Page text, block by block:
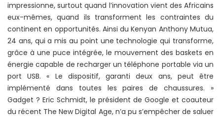
impressionne, surtout quand l’innovation vient des Africains
eux-mêmes, quand ils transforment les contraintes du
continent en opportunités. Ainsi du Kenyan Anthony Mutua,
24 ans, qui a mis au point une technologie qui transforme,
grâce à une puce intégrée, le mouvement des baskets en
énergie capable de recharger un téléphone portable via un
port USB. « Le dispositif, garanti deux ans, peut être
implémenté dans toutes les paires de chaussures. »
Gadget ? Eric Schmidt, le président de Google et coauteur
du récent The New Digital Age, n’a pu s’empêcher de saluer